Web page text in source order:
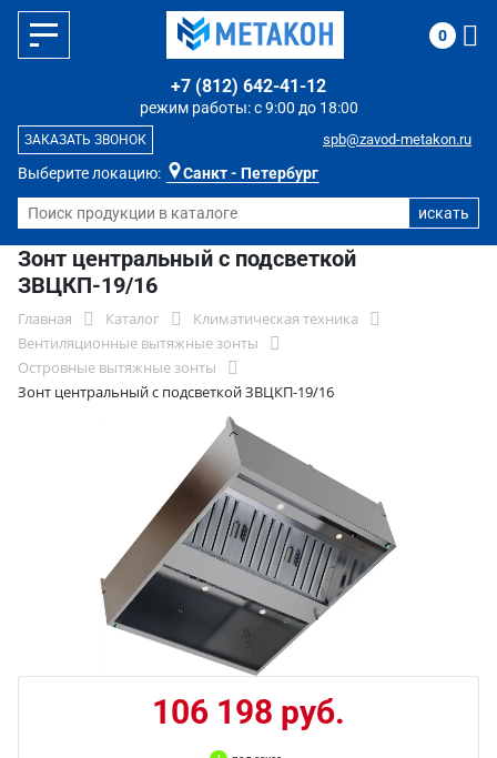
Выберите локацию: Санкт - Петербург
режим работы: с 9:00 до 18:00
+7 (812) 642-41-12
spb@zavod-metakon.ru
ЗАКАЗАТЬ ЗВОНОК
0
Зонт центральный с подсветкой
ЗВЦКП-19/16
Главная Каталог
Климатическая техника
Вентиляционные вытяжные зонты
Островные вытяжные зонты
Зонт центральный с подсветкой ЗВЦКП-19/16
106 198 руб.